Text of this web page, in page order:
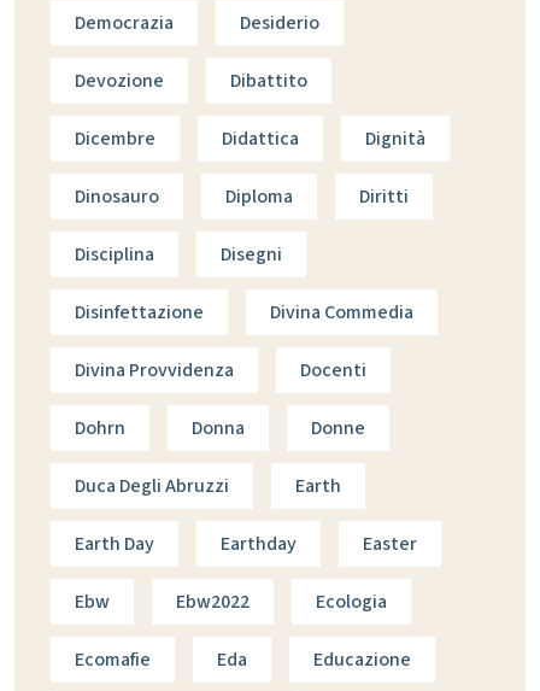
Democrazia Desiderio
Devozione Dibattito
Dicembre Didattica Dignità
Dinosauro Diploma Diritti
Disciplina Disegni
Disinfettazione Divina Commedia
Divina Provvidenza Docenti
Dohrn Donna Donne
Duca Degli Abruzzi Earth
Earth Day Earthday Easter
Ebw Ebw2022 Ecologia
Ecomafie Eda Educazione